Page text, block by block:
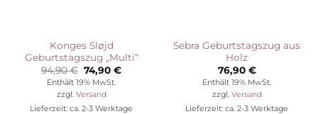
Konges Sløjd
Geburtstagszug „Multi“
94,90€ Ursprünglicher
Preis
war:
94,90 €
74,90€Aktueller
Enthält 19% MwSt.
zzgl. Versand
Lieferzeit: ca. 2-3 Werktage
Sebra Geburtstagszug aus
Holz
76,90 €
Enthält 19% MwSt.
zzgl. Versand
Lieferzeit: ca. 2-3 Werktage